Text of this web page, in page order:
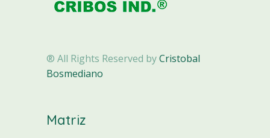
® All Rights Reserved byCristobal
Bosmediano
Matriz